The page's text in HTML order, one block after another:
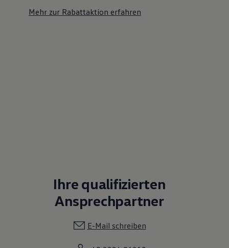
Mehr zur Rabattaktion erfahren
Ihre qualifizierten
Ansprechpartner
E-Mail schreiben